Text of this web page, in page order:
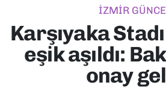
İZMİR
Karşıyaka
eşik aşıldı:
onay
EKONOMİ
KÜLTÜR SANAT
Süper Lig Puan Durumu
Tüm Manşetler
Son Dakika Haberleri